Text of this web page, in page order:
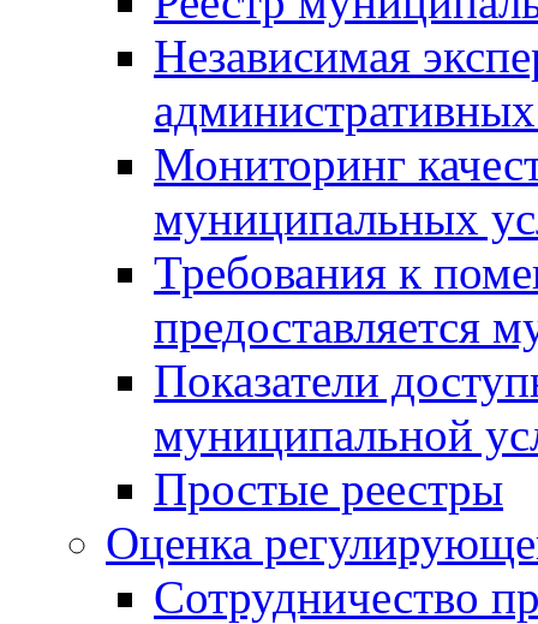
Независимая
Мониторинг
муниципальных
Требования к
предоставляется
Показатели
муниципальной
Простые реестры
Оценка
Сотрудничество